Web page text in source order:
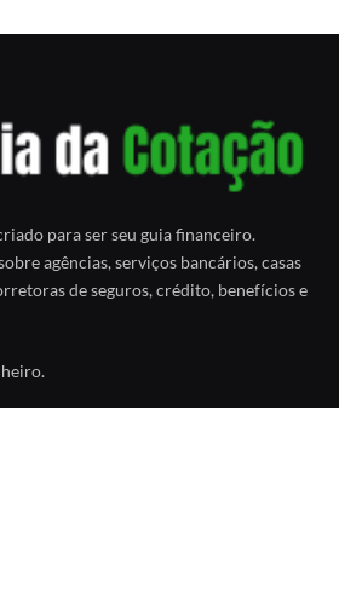
para ser seu guia financeiro.
agências, serviços bancários, casas
de seguros, crédito, benefícios e